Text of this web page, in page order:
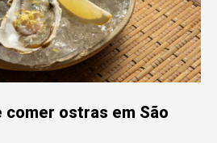
comer ostras em São